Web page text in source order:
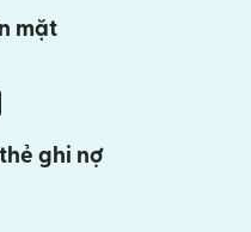
mặt
ghi nợ